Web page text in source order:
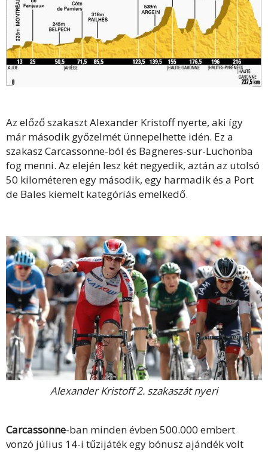
Az előző szakaszt Alexander Kristoff nyerte, aki így
már második győzelmét ünnepelhette idén. Ez a
szakasz Carcassonne-ból és Bagneres-sur-Luchonba
fog menni. Az elején lesz két negyedik, aztán az utolsó
50 kilométeren egy második, egy harmadik és a Port
de Bales kiemelt kategóriás emelkedő.
Alexander Kristoff 2. szakaszát nyeri
Carcassonne-ban minden évben 500.000 embert
vonzó július 14-i tűzijáték egy bónusz ajándék volt